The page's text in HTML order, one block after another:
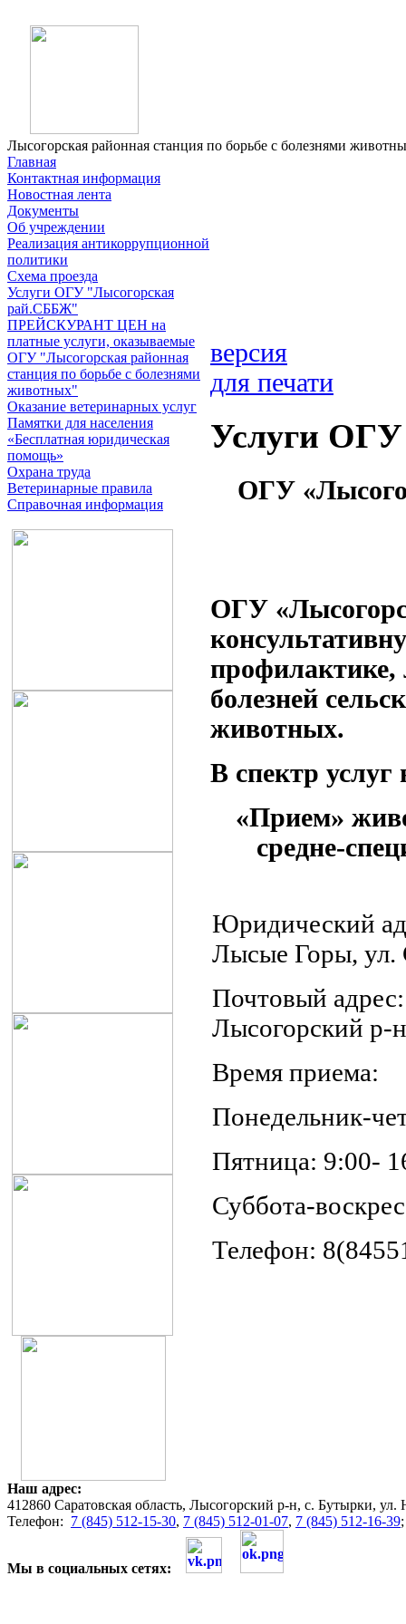
Лысогорская районная станция по борьбе с болезнями
Главная
Контактная информация
Новостная лента
Документы
Об учреждении
Реализация антикоррупционной
политики
Схема проезда
Услуги ОГУ "Лысогорская
рай.СББЖ"
ПРЕЙСКУРАНТ ЦЕН на
платные услуги, оказываемые
ОГУ "Лысогорская районная
станция по борьбе с болезнями
животных"
Оказание ветеринарных услуг
Памятки для населения
«Бесплатная юридическая
помощь»
Охрана труда
Ветеринарные правила
Справочная информация
версия
для печати
Услуги
ОГУ
ОГУ
профилактике,
болезней
животных.
В спектр
«Прием»
средне-
Юридический
Лысые Горы, ул.
Почтовый адрес:
Лысогорский р-
Время приема:
Понедельник-
Пятница: 9:00-
Суббота-
Телефон:
Наш адрес:
412860 Саратовская область, Лысогорский р-н, с. Бутырки, ул.
Телефон: 7 (845) 512-15-30, 7 (845) 512-01-07, 7 (845) 512-16-39
Мы в социальных сетях: